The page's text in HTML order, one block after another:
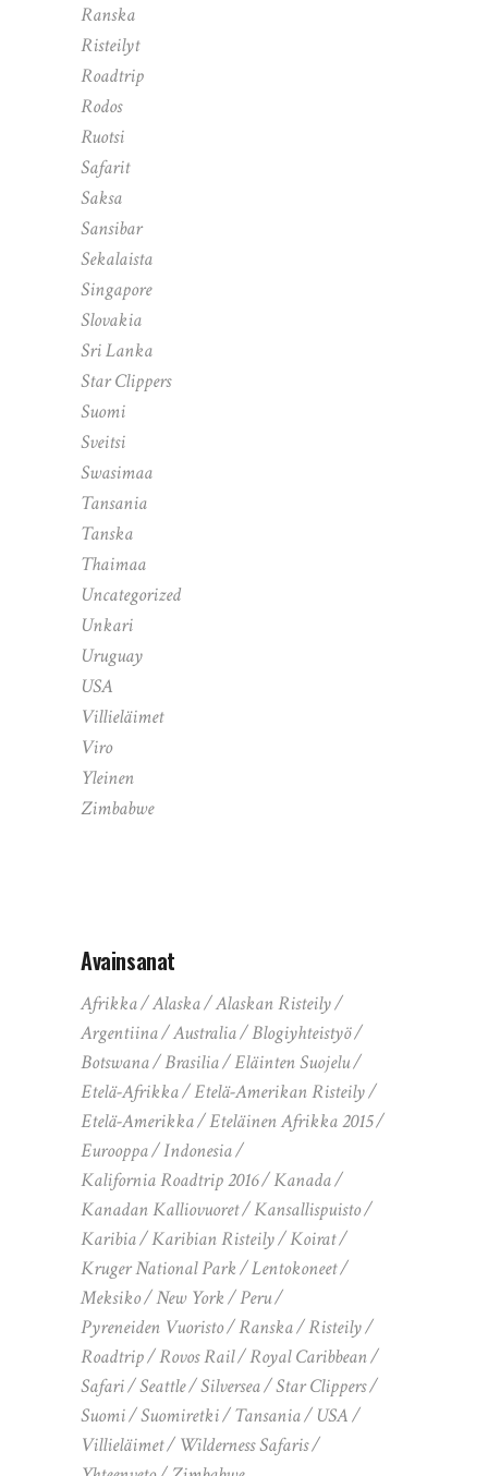
Ranska
Risteilyt
Roadtrip
Rodos
Ruotsi
Safarit
Saksa
Sansibar
Sekalaista
Singapore
Slovakia
Sri Lanka
Star Clippers
Suomi
Sveitsi
Swasimaa
Tansania
Tanska
Thaimaa
Uncategorized
Unkari
Uruguay
USA
Villieläimet
Viro
Yleinen
Zimbabwe
Avainsanat
Afrikka Alaska
Alaskan Risteily
Argentiina
Australia
Blogiyhteistyö
Botswana
Brasilia
Eläinten Suojelu
Etelä-Afrikka
Etelä-Amerikan Risteily
Etelä-Amerikka
Eteläinen Afrikka 2015
Eurooppa
Indonesia
Kalifornia Roadtrip 2016
Kanada
Kanadan Kalliovuoret
Kansallispuisto
Karibia
Karibian Risteily
Koirat
Kruger National Park
Lentokoneet
Meksiko
New York
Peru
Pyreneiden Vuoristo
Ranska
Risteily
Roadtrip
Rovos Rail
Royal Caribbean
Safari
Seattle Silversea
Star Clippers
Suomi
Suomiretki Tansania
USA
Villieläimet
Wilderness Safaris